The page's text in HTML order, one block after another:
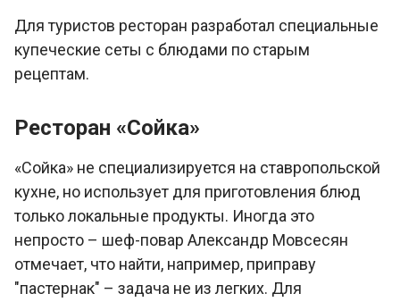
Для туристов ресторан разработал специальные
купеческие сеты с блюдами по старым
рецептам.
Ресторан «Сойка»
«Сойка» не специализируется на ставропольской
кухне, но использует для приготовления блюд
только локальные продукты. Иногда это
непросто – шеф-повар Александр Мовсесян
отмечает, что найти, например, приправу
"пастернак" – задача не из легких. Для